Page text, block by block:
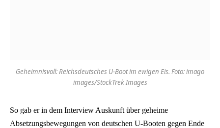
Geheimnisvoll: Reichsdeutsches U-Boot im ewigen Eis. Foto: imago
images/StockTrek Images
So gab er in dem Interview Auskunft über geheime
Absetzungsbewegungen von deutschen U-Booten gegen Ende